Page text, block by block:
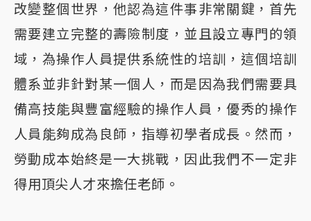
改變整個世界，他認為這件事非常關鍵，首先
需要建立完整的壽險制度，並且設立專門的領
域，為操作人員提供系統性的培訓，這個培訓
體系並非針對某一個人，而是因為我們需要具
備高技能與豐富經驗的操作人員，優秀的操作
人員能夠成為良師，指導初學者成長。然而，
勞動成本始終是一大挑戰，因此我們不一定非
得用頂尖人才來擔任老師。